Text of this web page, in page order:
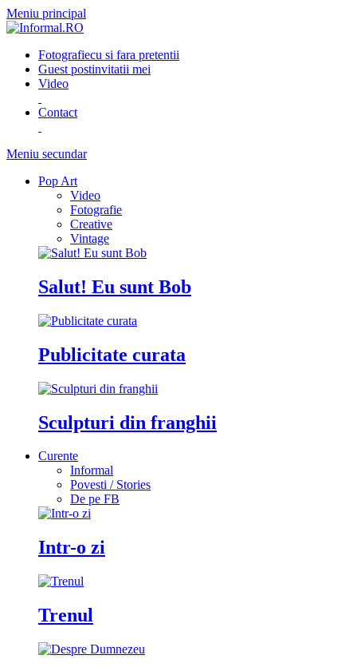
Meniu principal
Fotografiecu si fara pretentii
Guest postinvitatii mei
Video
Contact
Meniu secundar
Pop Art
Video
Fotografie
Creative
Vintage
Salut! Eu sunt Bob
Publicitate curata
Sculpturi din franghii
Curente
Informal
Povesti / Stories
De pe FB
Intr-o zi
Trenul